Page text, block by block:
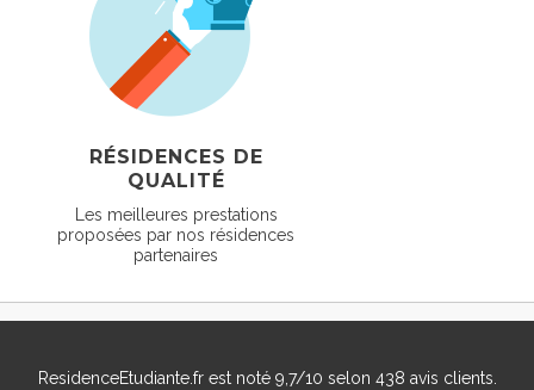
RÉSIDENCES DE
QUALITÉ
Les meilleures prestations
proposées par nos résidences
partenaires
ResidenceEtudiante.frest noté 9,7/10 selon 438 avis clients.